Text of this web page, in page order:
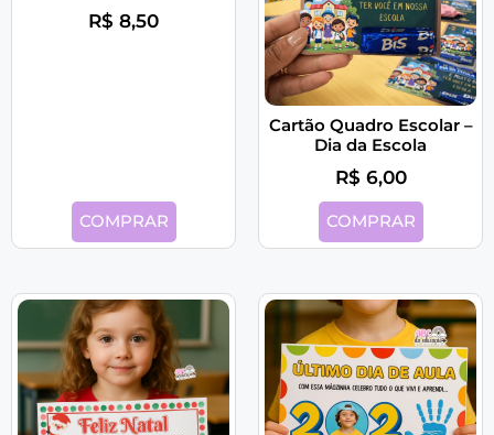
R$ 8,50
COMPRAR
Cartão Quadro Escolar –
Dia da Escola
R$ 6,00
COMPRAR